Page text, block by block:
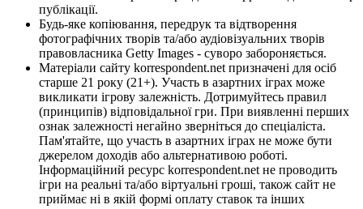
публікації.
Будь-яке копіювання, передрук та відтворення
фотографічних творів та/або аудіовізуальних творів
правовласника Getty Images - суворо забороняється.
Матеріали сайту korrespondent.net призначені для осіб
старше 21 року (21+). Участь в азартних іграх може
викликати ігрову залежність. Дотримуйтесь правил
(принципів) відповідальної гри. При виявленні перших
ознак залежності негайно зверніться до спеціаліста.
Пам'ятайте, що участь в азартних іграх не може бути
джерелом доходів або альтернативою роботі.
Інформаційний ресурс korrespondent.net не проводить
ігри на реальні та/або віртуальні гроші, також сайт не
приймає ні в якій формі оплату ставок та інших